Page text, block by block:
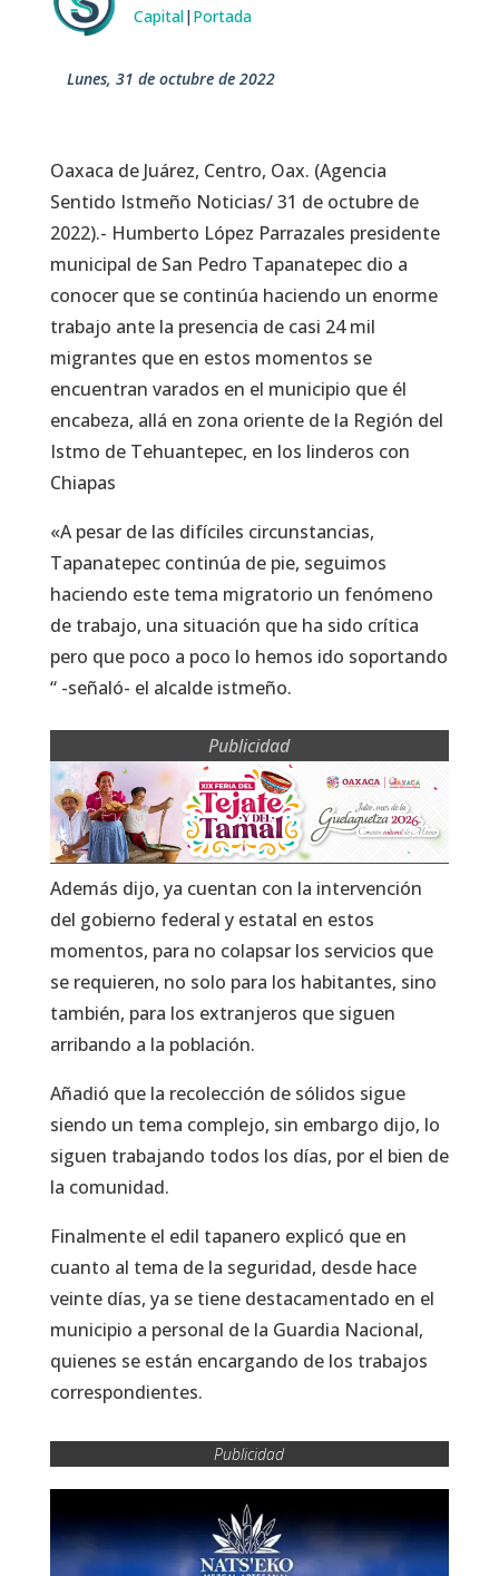
Capital| Portada
lunes, 31 de octubre de 2022
Oaxaca de Juárez, Centro, Oax. (Agencia
Sentido Istmeño Noticias/ 31 de octubre de
2022).- Humberto López Parrazales presidente
municipal de San Pedro Tapanatepec dio a
conocer que se continúa haciendo un enorme
trabajo ante la presencia de casi 24 mil
migrantes que en estos momentos se
encuentran varados en el municipio que él
encabeza, allá en zona oriente de la Región del
Istmo de Tehuantepec, en los linderos con
Chiapas
«A pesar de las difíciles circunstancias,
Tapanatepec continúa de pie, seguimos
haciendo este tema migratorio un fenómeno
de trabajo, una situación que ha sido crítica
pero que poco a poco lo hemos ido soportando
“ -señaló- el alcalde istmeño.
Publicidad
Además dijo, ya cuentan con la intervención
del gobierno federal y estatal en estos
momentos, para no colapsar los servicios que
se requieren, no solo para los habitantes, sino
también, para los extranjeros que siguen
arribando a la población.
Añadió que la recolección de sólidos sigue
siendo un tema complejo, sin embargo dijo, lo
siguen trabajando todos los días, por el bien de
la comunidad.
Finalmente el edil tapanero explicó que en
cuanto al tema de la seguridad, desde hace
veinte días, ya se tiene destacamentado en el
municipio a personal de la Guardia Nacional,
quienes se están encargando de los trabajos
correspondientes.
Publicidad